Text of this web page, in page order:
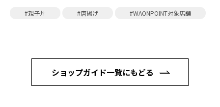
#親子丼 #唐揚げ #WAONPOINT対象店舗
ショップガイド一覧にもどる